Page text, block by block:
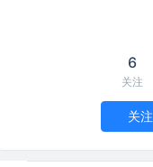
6
关注
关注